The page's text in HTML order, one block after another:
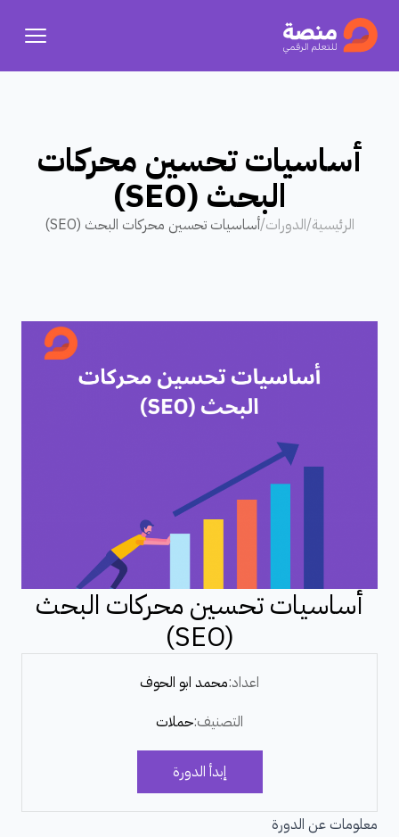
أساسيات تحسين محركات
البحث (SEO)
الرئيسية/الدورات/أساسيات تحسين محركات البحث (SEO)
أساسيات تحسين محركات البحث
(SEO)
اعداد:محمد ابو الحوف
التصنيف:حملات
إبدأ الدورة
معلومات عن الدورة